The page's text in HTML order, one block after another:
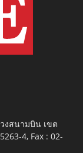
งสนามบิน เขต
4, Fax : 02-